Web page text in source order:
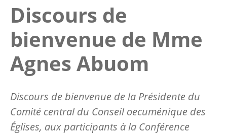
Discours de
bienvenue de Mme
Agnes Abuom
Discours de bienvenue de la Présidente du
Comité central du Conseil oecuménique des
Églises, aux participants à la Conférence